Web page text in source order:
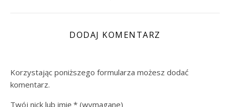
DODAJ KOMENTARZ
Korzystając poniższego formularza możesz dodać
komentarz.
Twój nick lub imię * (wymagane)